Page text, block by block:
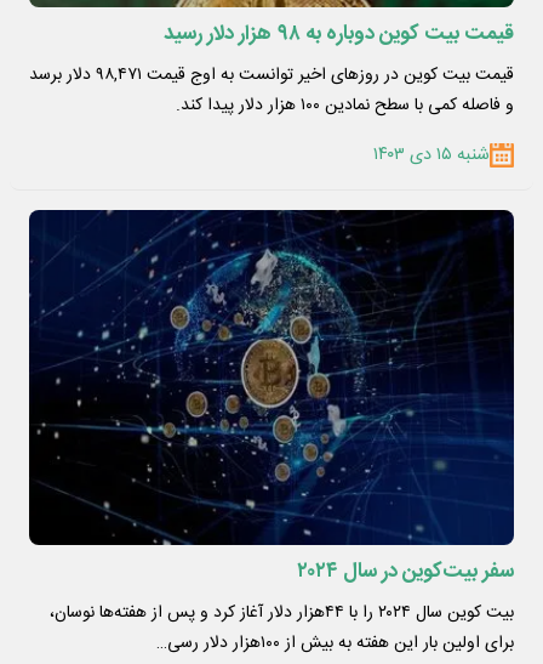
قیمت بیت کوین دوباره به ۹۸ هزار دلار رسید
قیمت بیت کوین در روزهای اخیر توانست به اوج قیمت ۹۸,۴۷۱ دلار برسد
و فاصله کمی با سطح نمادین ۱۰۰ هزار دلار پیدا کند.
شنبه ۱۵ دی ۱۴۰۳
سفر بیت‌کوین در سال ۲۰۲۴
بیت‌ کوین سال ۲۰۲۴ را با ۴۴هزار دلار آغاز کرد و پس از هفته‌ها نوسان،
برای اولین بار این هفته به بیش از ۱۰۰هزار دلار رسی…